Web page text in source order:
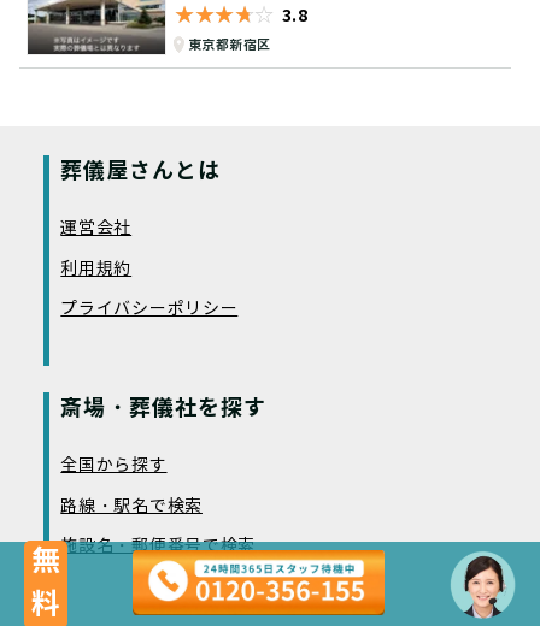
★★★★★
☆☆☆☆☆ 3.8
東京都新宿区
葬儀屋さんとは
運営会社
利用規約
プライバシーポリシー
斎場・葬儀社を探す
全国から探す
路線・駅名で検索
施設名・郵便番号で検索
無料